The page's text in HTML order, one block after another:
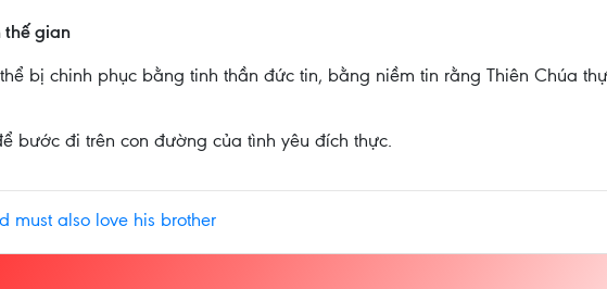
thế gian
bị chinh phục bằng tinh thần đức tin, bằng niềm tin rằng Thiên Chúa
bước đi trên con đường của tình yêu đích thực.
must also love his brother